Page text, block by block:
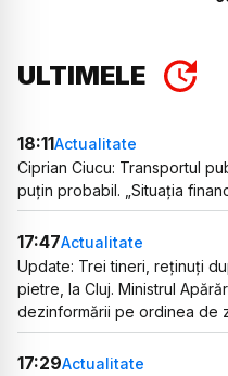
ULTIMELE
18:11Actualitate
Ciprian Ciucu: Transportul
puțin probabil. „Situația
17:47Actualitate
Update: Trei tineri, reținuți
pietre, la Cluj. Ministrul
dezinformării pe ordinea de
17:29Actualitate